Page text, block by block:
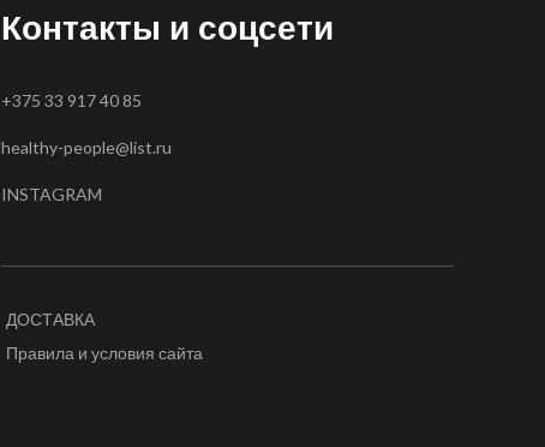
Контакты и соцсети
+375 33 917 40 85
healthy-people@list.ru
INSTAGRAM
ДОСТАВКА
Правила и условия сайта